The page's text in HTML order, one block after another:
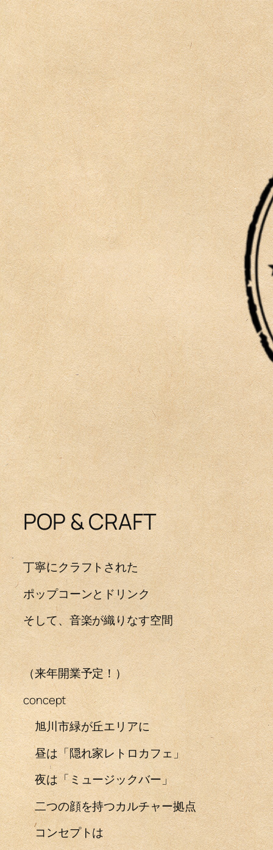
内
容
を
ス
キ
ッ
プ
POP & CRAFT
丁寧にクラフトされた
ポップコーンとドリンク
そして、音楽が織りなす空間
（来年開業予定！）
concept
旭川市緑が丘エリアに
昼は「隠れ家レトロカフェ」
夜は「ミュージックバー」
二つの顔を持つカルチャー拠点
コンセプトは